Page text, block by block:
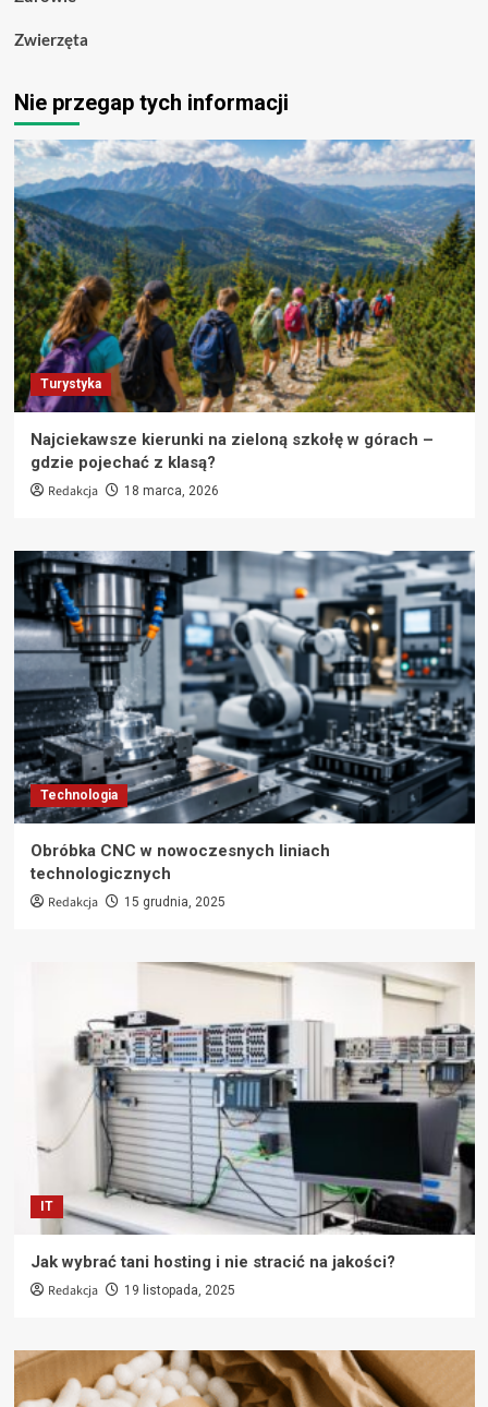
Zwierzęta
Nie przegap tych informacji
Turystyka
Najciekawsze kierunki na zieloną szkołę w górach –
gdzie pojechać z klasą?
Redakcja 18 marca, 2026
Technologia
Obróbka CNC w nowoczesnych liniach
technologicznych
Redakcja 15 grudnia, 2025
IT
Jak wybrać tani hosting i nie stracić na jakości?
Redakcja 19 listopada, 2025